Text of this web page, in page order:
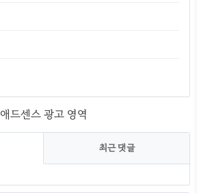
애드센스 광고 영역
최근 댓글